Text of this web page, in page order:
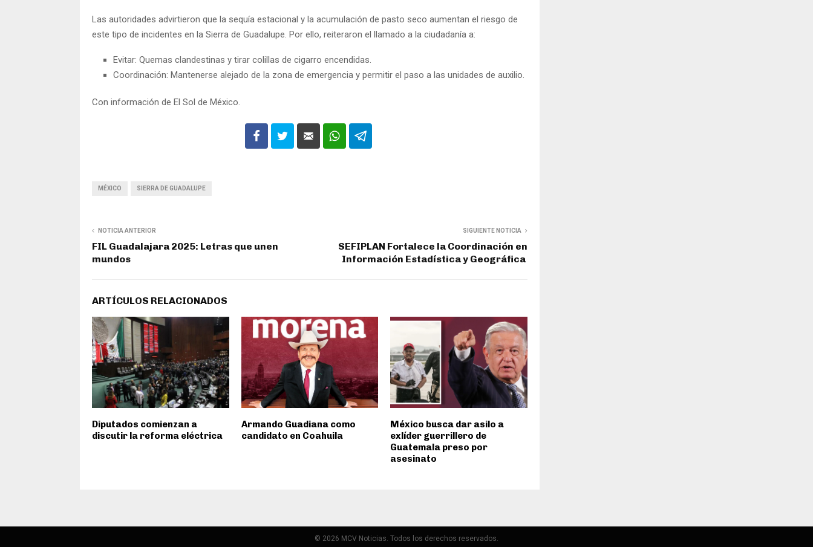
Las autoridades advirtieron que la sequía estacional y la acumulación de pasto seco aumentan el riesgo de
este tipo de incidentes en la Sierra de Guadalupe. Por ello, reiteraron el llamado a la ciudadanía a:
Evitar: Quemas clandestinas y tirar colillas de cigarro encendidas.
Coordinación: Mantenerse alejado de la zona de emergencia y permitir el paso a las unidades de auxilio.
Con información de El Sol de México.
MÉXICO SIERRA DE GUADALUPE
NOTICIA ANTERIOR
FIL Guadalajara 2025: Letras que unen
mundos
SIGUIENTE NOTICIA
SEFIPLAN Fortalece la Coordinación en
Información Estadística y Geográfica
ARTÍCULOS RELACIONADOS
Diputados comienzan a
discutir la reforma eléctrica
Armando Guadiana como
candidato en Coahuila
México busca dar asilo a
exlíder guerrillero de
Guatemala preso por
asesinato
© 2026 MCV Noticias. Todos los derechos reservados.